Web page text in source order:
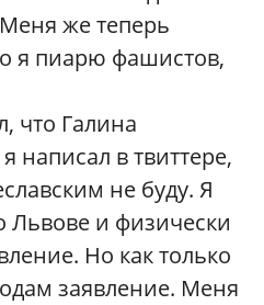
же теперь
я пиарю фашистов,
что Галина
написал в твиттере,
не буду. Я
Львове и физически
Но как только
заявление. Меня